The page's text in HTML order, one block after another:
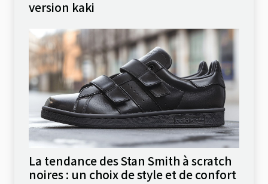
version kaki
La tendance des Stan Smith à scratch
noires : un choix de style et de confort